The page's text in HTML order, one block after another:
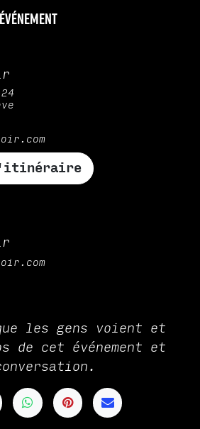
les gens voient et
de cet événement et